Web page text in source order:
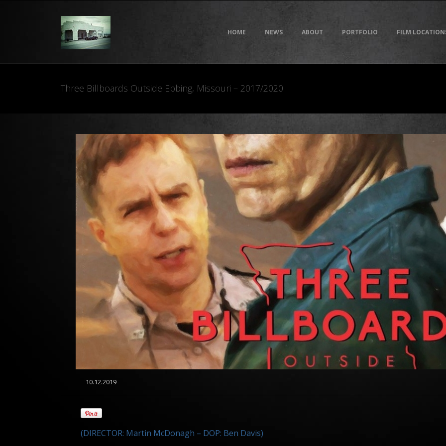
HOME NEWS ABOUT PORTFOLIO FILM
Three Billboards Outside Ebbing, Missouri – 2017/2020
10.12.2019
(DIRECTOR: Martin McDonagh – DOP: Ben Davis)